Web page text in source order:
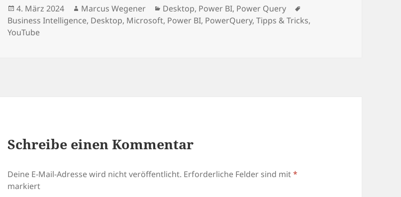
Veröffentlicht
am
4. März 2024 Autor
Marcus Wegener Kategorien
Desktop, Power BI, Power Query
Business Intelligence, Desktop, Microsoft, Power BI, PowerQuery,Tipps & Tricks,
YouTube
Schreibe einen Kommentar
Deine E-Mail-Adresse wird nicht veröffentlicht. Erforderliche Felder sind mit*
markiert